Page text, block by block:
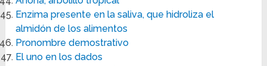
Enzima presente en la saliva, que hidroliza el
almidón de los alimentos
Pronombre demostrativo
El uno en los dados